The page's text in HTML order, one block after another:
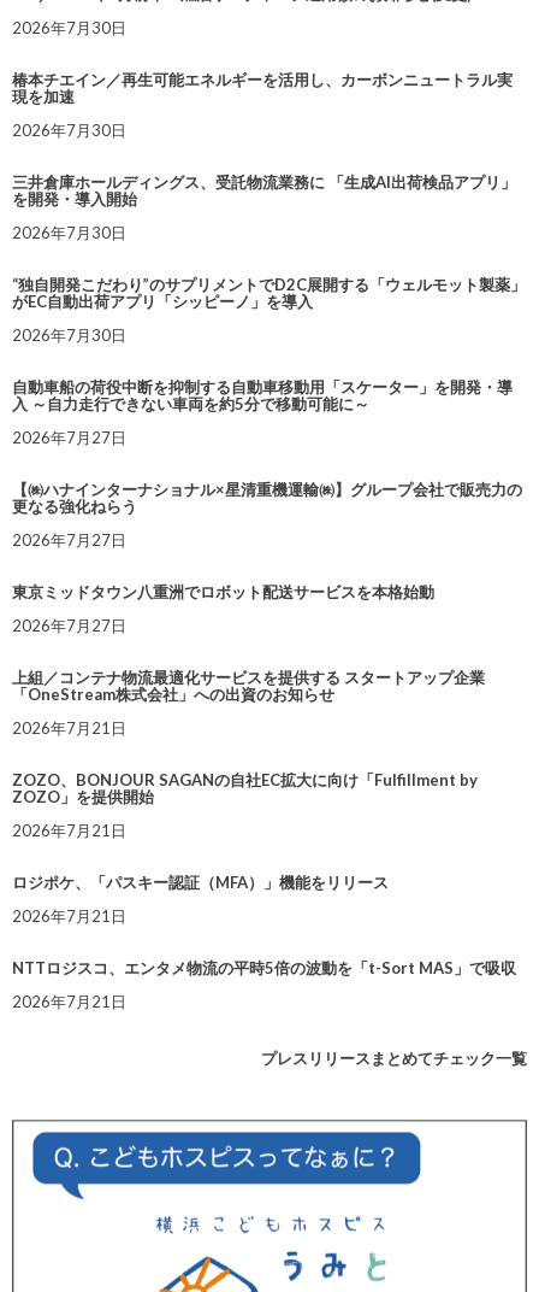
2026年7月30日
椿本チエイン／再生可能エネルギーを活用し、カーボンニュートラル実
現を加速
2026年7月30日
三井倉庫ホールディングス、受託物流業務に 「生成AI出荷検品アプリ」
を開発・導入開始
2026年7月30日
“独自開発こだわり”のサプリメントでD2C展開する「ウェルモット製薬」
がEC自動出荷アプリ「シッピーノ」を導入
2026年7月30日
自動車船の荷役中断を抑制する自動車移動用「スケーター」を開発・導
入 ～自力走行できない車両を約5分で移動可能に～
2026年7月27日
【㈱ハナインターナショナル×星清重機運輸㈱】グループ会社で販売力の
更なる強化ねらう
2026年7月27日
東京ミッドタウン八重洲でロボット配送サービスを本格始動
2026年7月27日
上組／コンテナ物流最適化サービスを提供する スタートアップ企業
「OneStream株式会社」への出資のお知らせ
2026年7月21日
ZOZO、BONJOUR SAGANの自社EC拡大に向け「Fulfillment by
ZOZO」を提供開始
2026年7月21日
ロジポケ、「パスキー認証（MFA）」機能をリリース
2026年7月21日
NTTロジスコ、エンタメ物流の平時5倍の波動を「t-Sort MAS」で吸収
2026年7月21日
プレスリリースまとめてチェック一覧